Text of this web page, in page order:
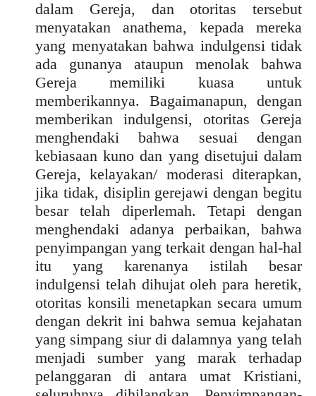
dalam Gereja, dan otoritas tersebut
menyatakan anathema, kepada mereka
yang menyatakan bahwa indulgensi tidak
ada gunanya ataupun menolak bahwa
Gereja memiliki kuasa untuk
memberikannya. Bagaimanapun, dengan
memberikan indulgensi, otoritas Gereja
menghendaki bahwa sesuai dengan
kebiasaan kuno dan yang disetujui dalam
Gereja, kelayakan/ moderasi diterapkan,
jika tidak, disiplin gerejawi dengan begitu
besar telah diperlemah. Tetapi dengan
menghendaki adanya perbaikan, bahwa
penyimpangan yang terkait dengan hal-hal
itu yang karenanya istilah besar
indulgensi telah dihujat oleh para heretik,
otoritas konsili menetapkan secara umum
dengan dekrit ini bahwa semua kejahatan
yang simpang siur di dalamnya yang telah
menjadi sumber yang marak terhadap
pelanggaran di antara umat Kristiani,